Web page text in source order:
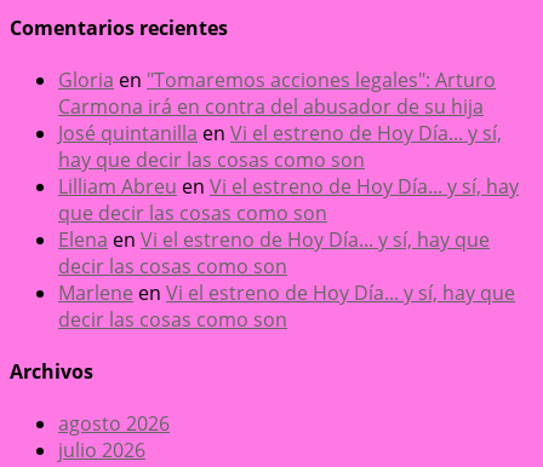
Comentarios recientes
Gloria en "Tomaremos acciones legales": Arturo
Carmona irá en contra del abusador de su hija
José quintanilla en Vi el estreno de Hoy Día... y sí,
hay que decir las cosas como son
Lilliam Abreu en Vi el estreno de Hoy Día... y sí, hay
que decir las cosas como son
Elena en Vi el estreno de Hoy Día... y sí, hay que
decir las cosas como son
Marlene en Vi el estreno de Hoy Día... y sí, hay que
decir las cosas como son
Archivos
agosto 2026
julio 2026